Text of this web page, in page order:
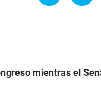
mientras el